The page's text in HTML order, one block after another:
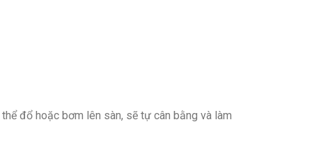
đổ hoặc bơm lên sàn, sẽ tự cân bằng và làm